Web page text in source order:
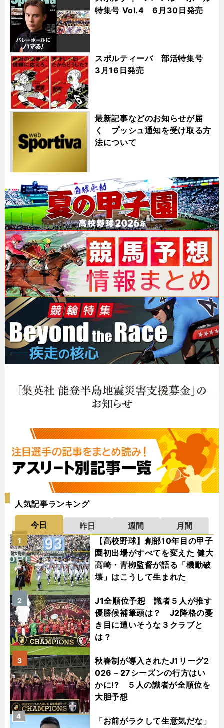
特集号 Vol.4 6月30日発売
スポルティーバ 部活特集号
3月16日発売
最新記事などのお知らせが届
く プッシュ通知を受け取る方
法について
人気記事ランキング
今日 昨日 週間
月間
【高校野球】創部10年目の甲子
園初出場がすべてを変えた 健大
高崎・青栁監督が語る「機動破
壊」はこうして生まれた
1
J1全順位予想 識者５人が推す
優勝候補筆頭は？ J2降格の憂
き目に遭いそうな３クラブと
は？
2
秋春制が導入されたJ1リーグ2
026－27シーズンの行方はい
かに!? ５人の識者が全順位を
大胆予想
3
「お前がラクして生意気だな」
4